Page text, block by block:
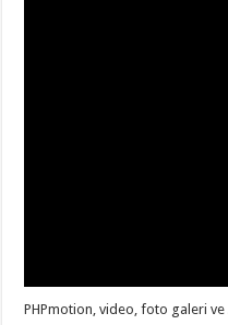
PHPmotion, video, foto galeri